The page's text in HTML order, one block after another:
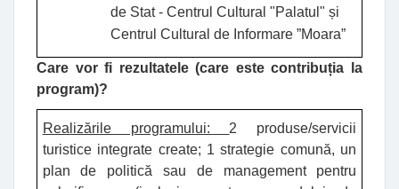
de Stat - Centrul Cultural "Palatul" și
Centrul Cultural de Informare ”Moara”
Care vor fi rezultatele (care este contribuția la
program)?
Realizările programului: 2 produse/servicii
turistice integrate create; 1 strategie comună, un
plan de politică sau de management pentru